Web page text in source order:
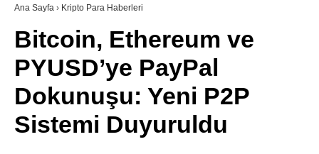
Youtube
TikTok
SÖZLÜK
Ana Sayfa › Kripto Para Haberleri
Bitcoin, Ethereum ve
PYUSD’ye PayPal
Dokunuşu: Yeni P2P
Sistemi Duyuruldu